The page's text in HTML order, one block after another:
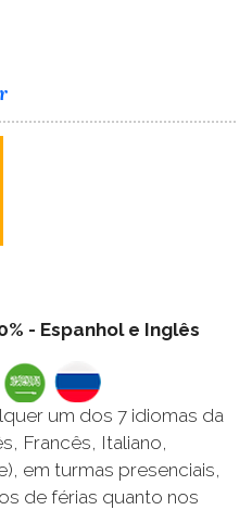
- Espanhol e Inglês
um dos 7 idiomas da
Francês, Italiano,
em turmas presenciais,
de férias quanto nos